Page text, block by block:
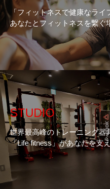
「フィットネスで健康なラ
あなたとフィットネスを繋ぐ
STUDIO
世界最高峰のトレーニング器
「Life fitness」があなたを支